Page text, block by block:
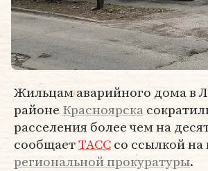
Жильцам аварийного дома в
районеКрасноярска
расселения более чем на
сообщаетТАССсо ссылкой
региональной прокуратуры.